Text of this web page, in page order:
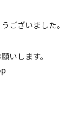
ございました。
いします。